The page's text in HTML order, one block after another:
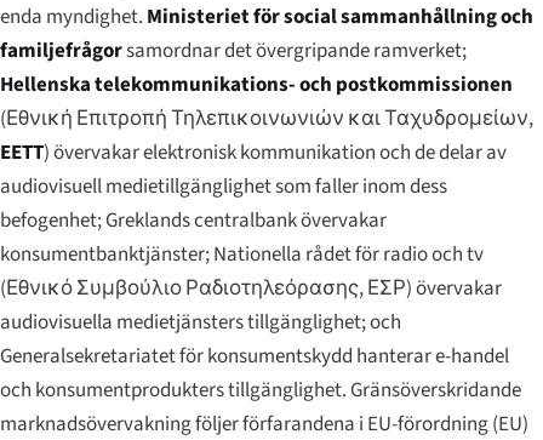
enda myndighet. Ministeriet för social sammanhållning och
familjefrågorsamordnar det övergripande ramverket;
Hellenska telekommunikations- och postkommissionen
(Εθνική Επιτροπή Τηλεπικοινωνιών και Ταχυδρομείων,
EETT) övervakar elektronisk kommunikation och de delar av
audiovisuell medietillgänglighet som faller inom dess
befogenhet; Greklands centralbank övervakar
konsumentbanktjänster; Nationella rådet för radio och tv
(Εθνικό Συμβούλιο Ραδιοτηλεόρασης, ΕΣΡ) övervakar
audiovisuella medietjänsters tillgänglighet; och
Generalsekretariatet för konsumentskydd hanterar e-handel
och konsumentprodukters tillgänglighet. Gränsöverskridande
marknadsövervakning följer förfarandena i EU-förordning (EU)